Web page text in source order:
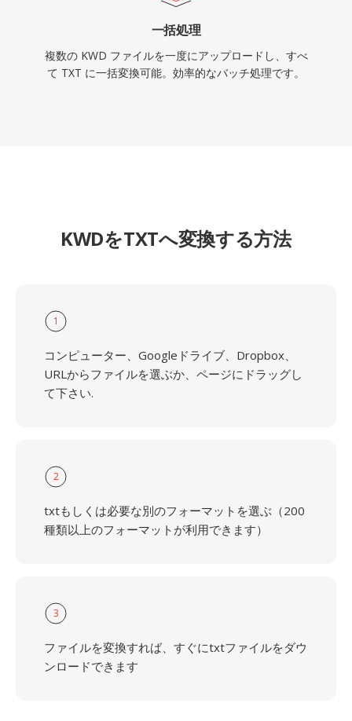
一括処理
複数の KWD ファイルを一度にアップロードし、すべ
て TXT に一括変換可能。効率的なバッチ処理です。
KWDをTXTへ変換する方法
1
コンピューター、Googleドライブ、Dropbox、
URLからファイルを選ぶか、ページにドラッグし
て下さい.
2
txtもしくは必要な別のフォーマットを選ぶ（200
種類以上のフォーマットが利用できます）
3
ファイルを変換すれば、すぐにtxtファイルをダウ
ンロードできます